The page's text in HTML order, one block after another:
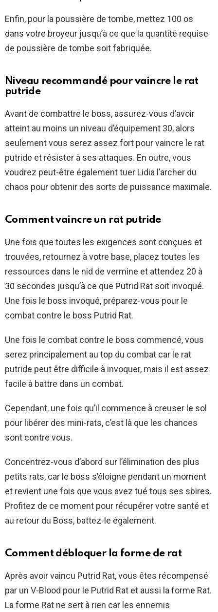
Enfin, pour la poussière de tombe, mettez 100 os
dans votre broyeur jusqu’à ce que la quantité requise
de poussière de tombe soit fabriquée.
Niveau recommandé pour vaincre le rat
putride
Avant de combattre le boss, assurez-vous d’avoir
atteint au moins un niveau d’équipement 30, alors
seulement vous serez assez fort pour vaincre le rat
putride et résister à ses attaques. En outre, vous
voudrez peut-être également tuer Lidia l’archer du
chaos pour obtenir des sorts de puissance maximale.
Comment vaincre un rat putride
Une fois que toutes les exigences sont conçues et
trouvées, retournez à votre base, placez toutes les
ressources dans le nid de vermine et attendez 20 à
30 secondes jusqu’à ce que Putrid Rat soit invoqué.
Une fois le boss invoqué, préparez-vous pour le
combat contre le boss Putrid Rat.
Une fois le combat contre le boss commencé, vous
serez principalement au top du combat car le rat
putride peut être difficile à invoquer, mais il est assez
facile à battre dans un combat.
Cependant, une fois qu’il commence à creuser le sol
pour libérer des mini-rats, c’est là que les chances
sont contre vous.
Concentrez-vous d’abord sur l’élimination des plus
petits rats, car le boss s’éloigne pendant un moment
et revient une fois que vous avez tué tous ses sbires.
Profitez de ce moment pour récupérer votre santé et
au retour du Boss, battez-le également.
Comment débloquer la forme de rat
Après avoir vaincu Putrid Rat, vous êtes récompensé
par un V-Blood pour le Putrid Rat et aussi la forme Rat.
La forme Rat ne sert à rien car les ennemis